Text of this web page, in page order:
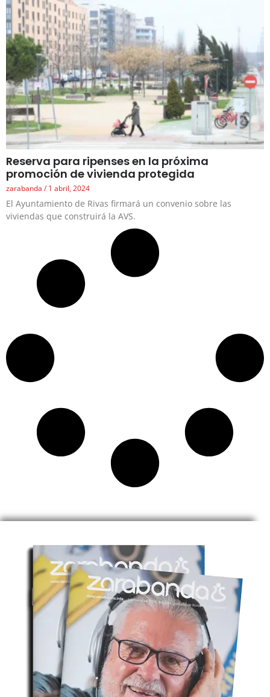
Reserva para ripenses en la próxima
promoción de vivienda protegida
zarabanda 1 abril, 2024
El Ayuntamiento de Rivas firmará un convenio sobre las
viviendas que construirá la AVS.